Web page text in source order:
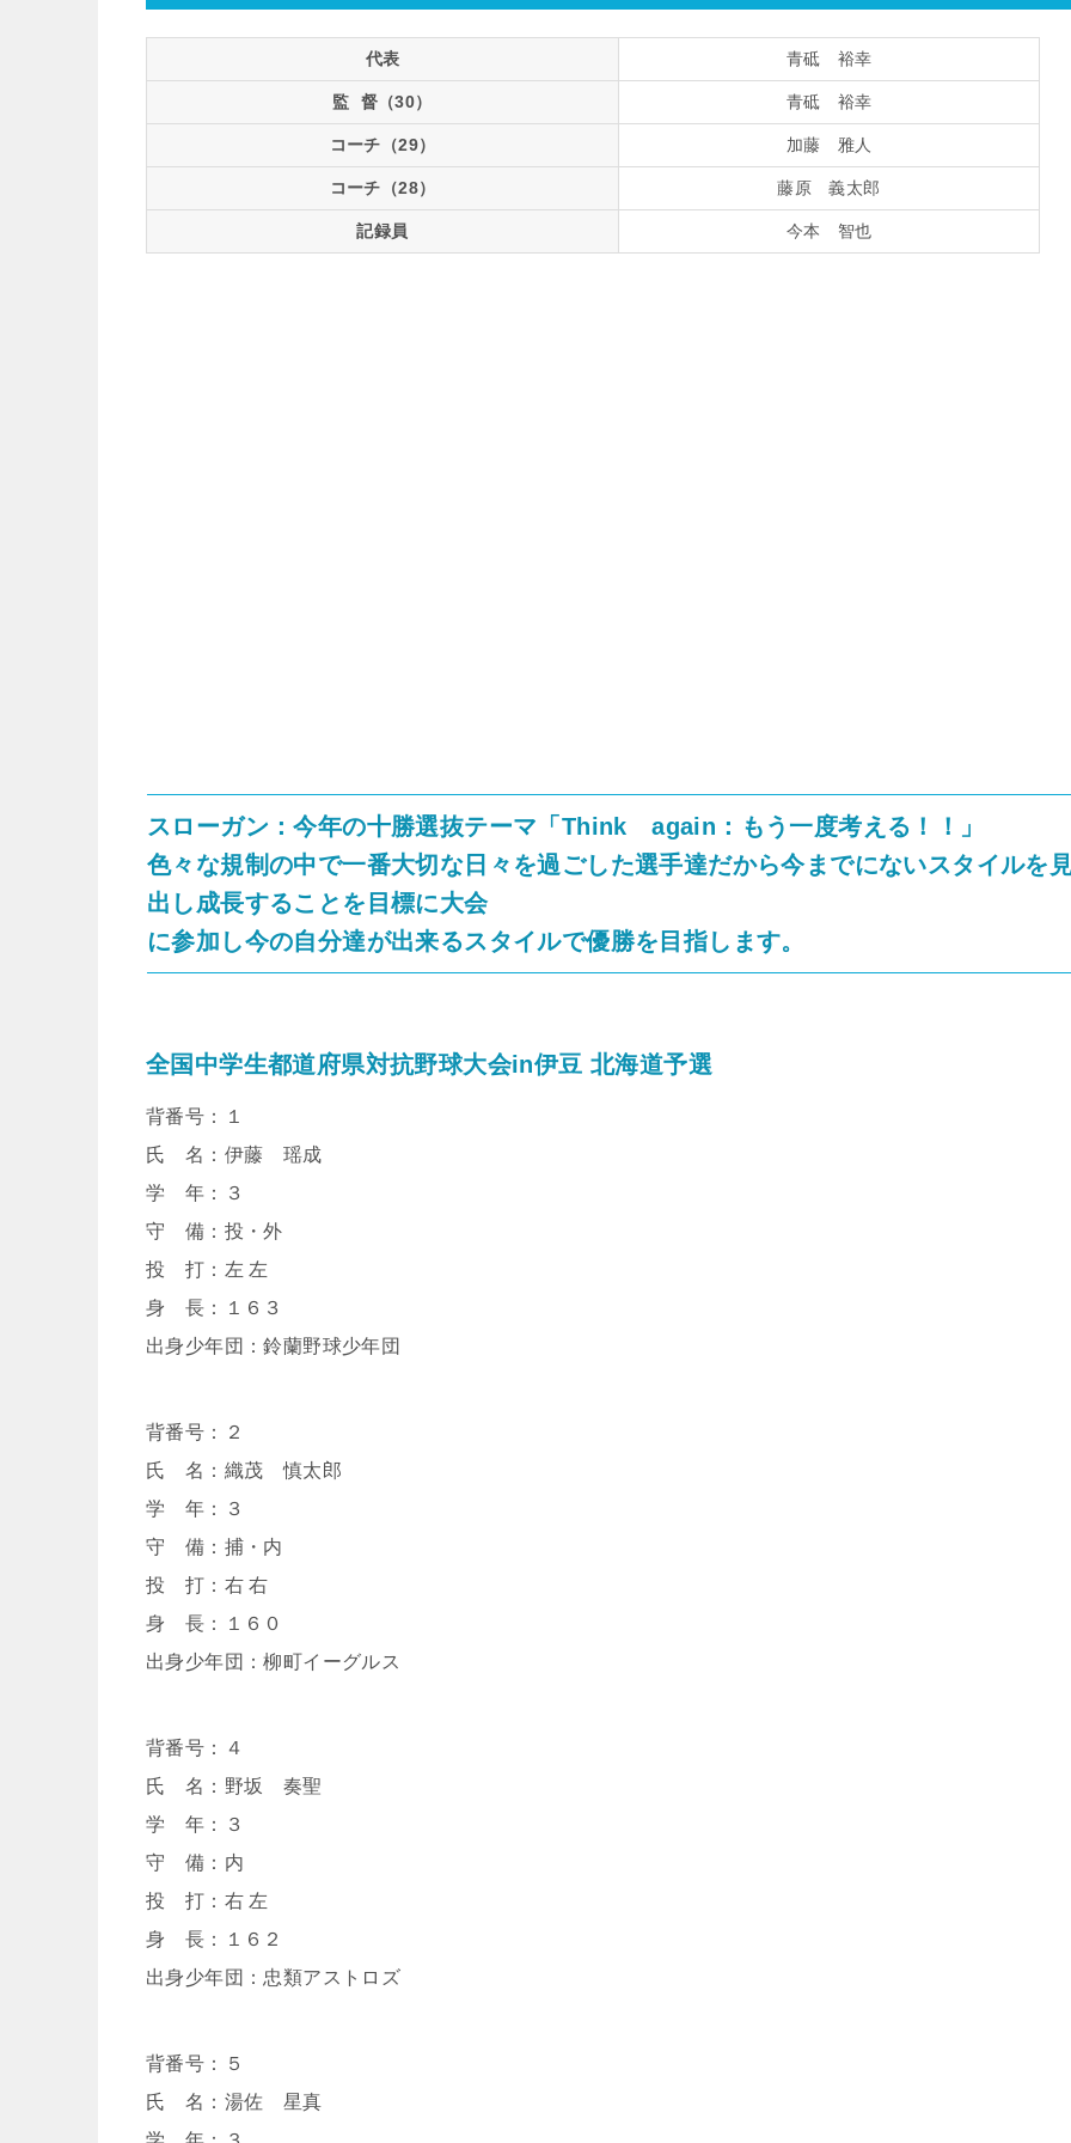
代表 青砥 裕幸
監 督（30） 青砥 裕幸
コーチ（29） 加藤 雅人
コーチ（28） 藤原 義太郎
記録員 今本 智也
スローガン：今年の十勝選抜テーマ「Think again：もう一度考える！！」
色々な規制の中で一番大切な日々を過ごした選手達だから今までにないスタイルを
出し成長することを目標に大会
に参加し今の自分達が出来るスタイルで優勝を目指します。
全国中学生都道府県対抗野球大会in伊豆 北海道予選
背番号：１
氏 名：伊藤 瑶成
学 年：３
守 備：投・外
投 打：左 左
身 長：１６３
出身少年団：鈴蘭野球少年団
背番号：２
氏 名：織茂 慎太郎
学 年：３
守 備：捕・内
投 打：右 右
身 長：１６０
出身少年団：柳町イーグルス
背番号：４
氏 名：野坂 奏聖
学 年：３
守 備：内
投 打：右 左
身 長：１６２
出身少年団：忠類アストロズ
背番号：５
氏 名：湯佐 星真